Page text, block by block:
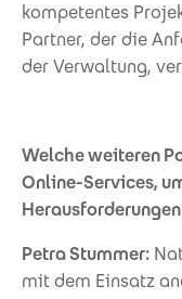
kompetentes
Partner, der die
der Verwaltung,
Welche weiteren
Online-Services,
Petra Stummer:
mit dem Einsatz